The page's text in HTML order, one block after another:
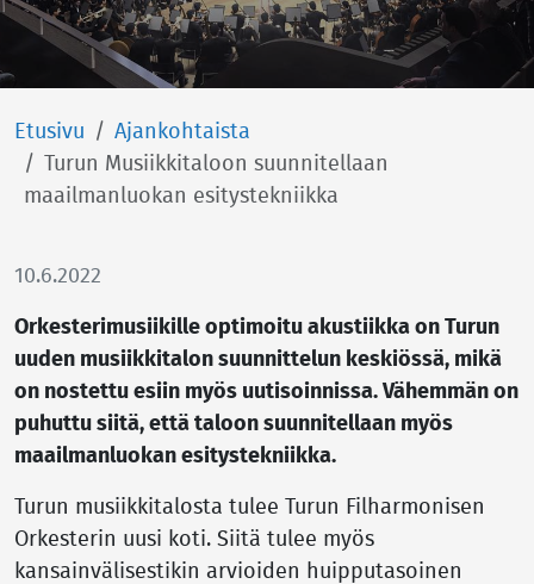
Etusivu
Ajankohtaista
Turun Musiikkitaloon suunnitellaan
maailmanluokan esitystekniikka
10.6.2022
Orkesterimusiikille optimoitu akustiikka on Turun
uuden musiikkitalon suunnittelun keskiössä, mikä
on nostettu esiin myös uutisoinnissa. Vähemmän on
puhuttu siitä, että taloon suunnitellaan myös
maailmanluokan esitystekniikka.
Turun musiikkitalosta tulee Turun Filharmonisen
Orkesterin uusi koti. Siitä tulee myös
kansainvälisestikin arvioiden huipputasoinen